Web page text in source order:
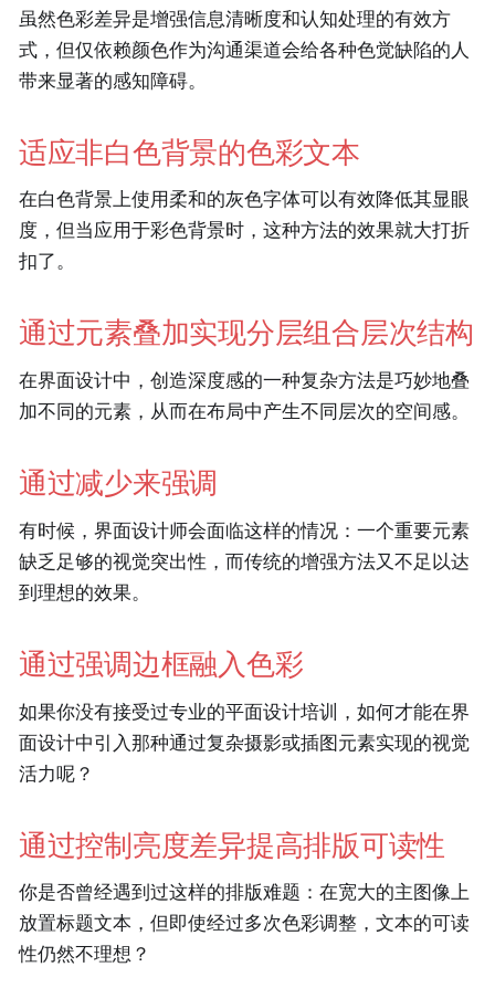
虽然色彩差异是增强信息清晰度和认知处理的有效方
式，但仅依赖颜色作为沟通渠道会给各种色觉缺陷的人
带来显著的感知障碍。
适应非白色背景的色彩文本
在白色背景上使用柔和的灰色字体可以有效降低其显眼
度，但当应用于彩色背景时，这种方法的效果就大打折
扣了。
通过元素叠加实现分层组合层次结构
在界面设计中，创造深度感的一种复杂方法是巧妙地叠
加不同的元素，从而在布局中产生不同层次的空间感。
通过减少来强调
有时候，界面设计师会面临这样的情况：一个重要元素
缺乏足够的视觉突出性，而传统的增强方法又不足以达
到理想的效果。
通过强调边框融入色彩
如果你没有接受过专业的平面设计培训，如何才能在界
面设计中引入那种通过复杂摄影或插图元素实现的视觉
活力呢？
通过控制亮度差异提高排版可读性
你是否曾经遇到过这样的排版难题：在宽大的主图像上
放置标题文本，但即使经过多次色彩调整，文本的可读
性仍然不理想？